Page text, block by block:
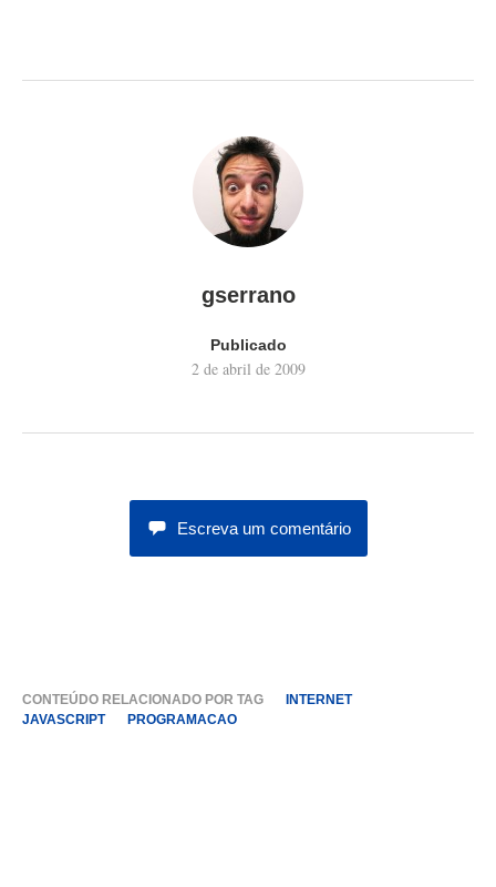
gserrano
Publicado
2 de abril de 2009
Escreva um comentário
CONTEÚDO RELACIONADO POR TAG
INTERNET
JAVASCRIPT
PROGRAMACAO